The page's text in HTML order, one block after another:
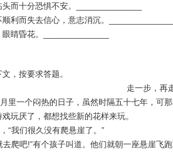
而十分恐惧不安。______________
利而失去信心，意志消沉。
睛昏花。______________
，按要求答题。
，再走一步（
一个闷热的日子，虽然时隔五十七年，可那
玩厌了，都想找些新的花样来玩。
我们很久没有爬悬崖了。”
吧!”有个孩子叫道。他们就朝一座悬崖飞